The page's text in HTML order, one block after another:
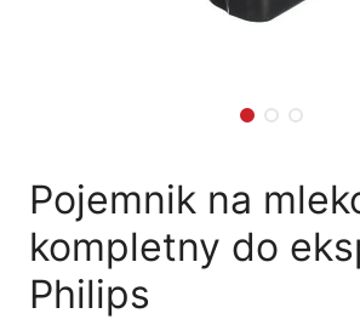
Pojemnik na
kompletny do
Philips